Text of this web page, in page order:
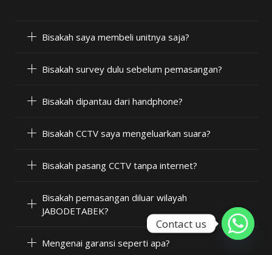
Bisakah saya membeli unitnya saja?
Bisakah survey dulu sebelum pemasangan?
Bisakah dipantau dari handphone?
Bisakah CCTV saya mengeluarkan suara?
Bisakah pasang CCTV tanpa internet?
Bisakah pemasangan diluar wilayah
JABODETABEK?
Mengenai garansi seperti apa?
Contact us